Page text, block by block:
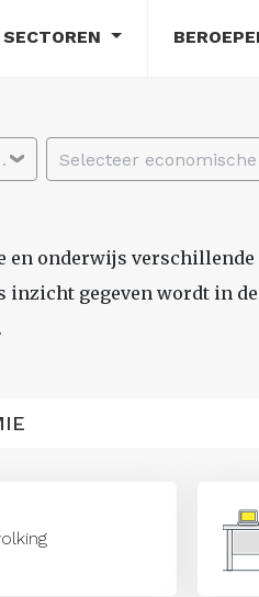
SECTOREN
onderwijs
gegeven wordt in